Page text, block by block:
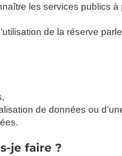
les services publics à
de la réserve
de données ou
je faire ?